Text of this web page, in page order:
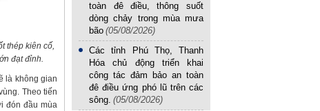
thép kiên cố,
đạt đỉnh.
là không gian
Theo tiến
đón đầu mùa
toàn đê điều, thông suốt
dòng chảy trong mùa mưa
bão (05/08/2026)
Các tỉnh Phú Thọ, Thanh
Hóa chủ động triển khai
công tác đảm bảo an toàn
đê điều ứng phó lũ trên các
sông. (05/08/2026)